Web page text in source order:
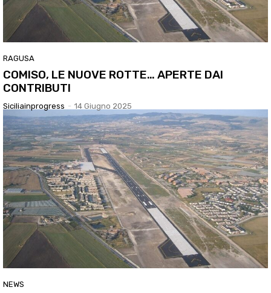
RAGUSA
COMISO, LE NUOVE ROTTE… APERTE DAI
CONTRIBUTI
Siciliainprogress - 14 Giugno 2025
NEWS